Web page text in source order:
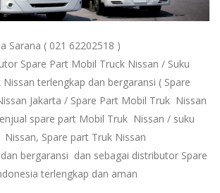
Sarana ( 021 62202518 )
Spare Part Mobil Truck Nissan / Suku
terlengkap dan bergaransi ( Spare
Jakarta / Spare Part Mobil Truk Nissan
spare part Mobil Truk Nissan / suku
Spare part Truk Nissan
bergaransi dan sebagai distributor Spare
terlengkap dan aman